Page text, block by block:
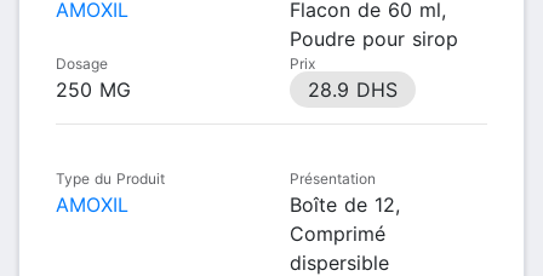
AMOXIL
Flacon de 60 ml,
Poudre pour sirop
Dosage
250 MG
Prix
28.9 DHS
Type du Produit
AMOXIL
Présentation
Boîte de 12,
Comprimé
dispersible